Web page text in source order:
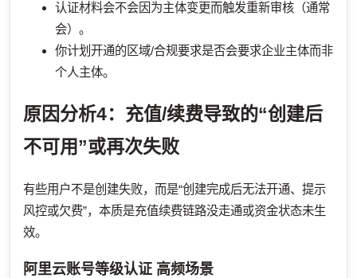
认证材料会不会因为主体变更而触发重新审核（通常
会）。
你计划开通的区域/合规要求是否会要求企业主体而非
个人主体。
原因分析4：充值/续费导致的“创建后
不可用”或再次失败
有些用户不是创建失败，而是“创建完成后无法开通、提示
风控或欠费”，本质是充值续费链路没走通或资金状态未生
效。
阿里云账号等级认证 高频场景